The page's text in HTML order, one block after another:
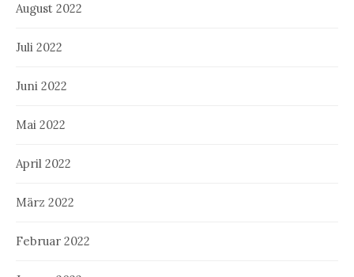
August 2022
Juli 2022
Juni 2022
Mai 2022
April 2022
März 2022
Februar 2022